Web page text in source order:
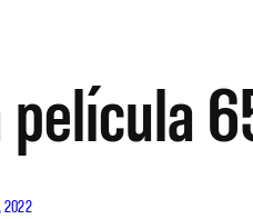
película
2022